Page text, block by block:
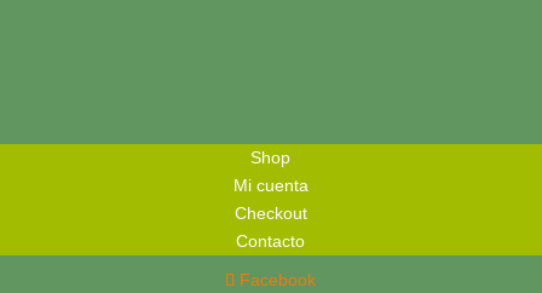
Shop
Mi cuenta
Checkout
Contacto
Facebook